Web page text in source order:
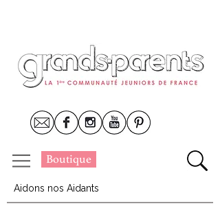
Boutique
Aidons nos Aidants